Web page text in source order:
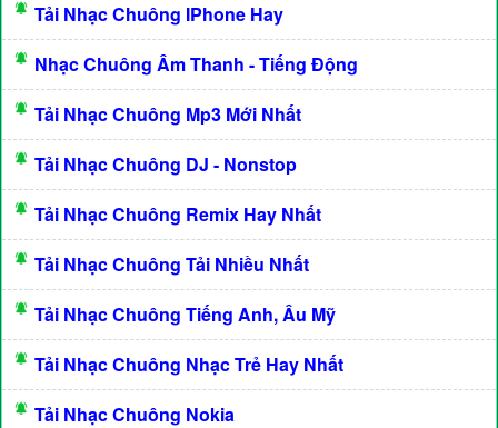
Tải Nhạc Chuông IPhone Hay
Nhạc Chuông Âm Thanh - Tiếng Động
Tải Nhạc Chuông Mp3 Mới Nhất
Tải Nhạc Chuông DJ - Nonstop
Tải Nhạc Chuông Remix Hay Nhất
Tải Nhạc Chuông Tải Nhiều Nhất
Tải Nhạc Chuông Tiếng Anh, Âu Mỹ
Tải Nhạc Chuông Nhạc Trẻ Hay Nhất
Tải Nhạc Chuông Nokia